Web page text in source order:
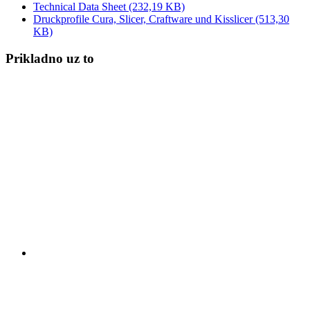
Technical Data Sheet (232,19 KB)
Druckprofile Cura, Slicer, Craftware und Kisslicer(513,30
KB)
Prikladno uz to